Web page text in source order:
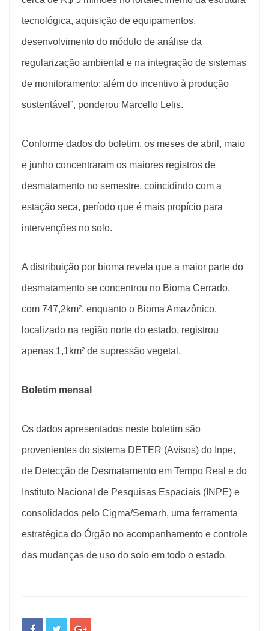
tecnológica, aquisição de equipamentos,
desenvolvimento do módulo de análise da
regularização ambiental e na integração de sistemas
de monitoramento; além do incentivo à produção
sustentável”, ponderou Marcello Lelis.
Conforme dados do boletim, os meses de abril, maio
e junho concentraram os maiores registros de
desmatamento no semestre, coincidindo com a
estação seca, período que é mais propício para
intervenções no solo.
A distribuição por bioma revela que a maior parte do
desmatamento se concentrou no Bioma Cerrado,
com 747,2km², enquanto o Bioma Amazônico,
localizado na região norte do estado, registrou
apenas 1,1km² de supressão vegetal.
Boletim mensal
Os dados apresentados neste boletim são
provenientes do sistema DETER (Avisos) do Inpe,
de Detecção de Desmatamento em Tempo Real e do
Instituto Nacional de Pesquisas Espaciais (INPE) e
consolidados pelo Cigma/Semarh, uma ferramenta
estratégica do Órgão no acompanhamento e controle
das mudanças de uso do solo em todo o estado.